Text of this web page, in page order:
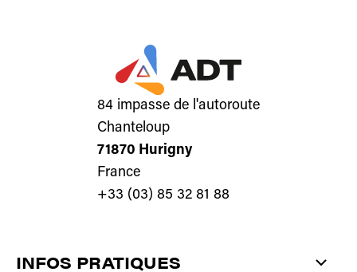
84 impasse de l'autoroute
Chanteloup
71870 Hurigny
France
+33 (03) 85 32 81 88
INFOS PRATIQUES